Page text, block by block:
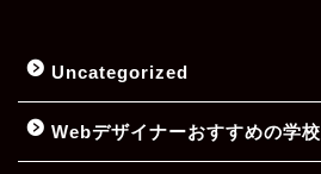
Uncategorized
Webデザイナーおすすめの学校